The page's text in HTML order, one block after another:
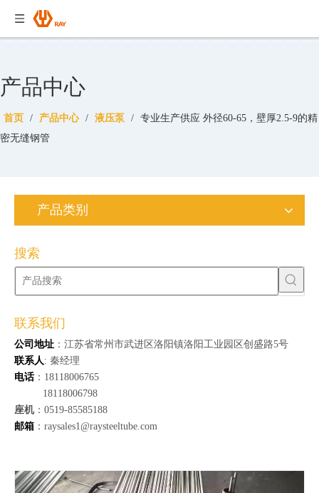
产品中心
首页 / 产品中心 / 液压泵 / 专业生产供应 外径60-65，壁厚2.5-9的精
密无缝钢管
产品类别
搜索
联系我们
公司地址 ：江苏省常州市武进区洛阳镇洛阳工业园区创盛路5号
联系人: 秦经理
电话：18118006765
18118006798
座机：0519-85585188
邮箱 ：raysales1@raysteeltube.com